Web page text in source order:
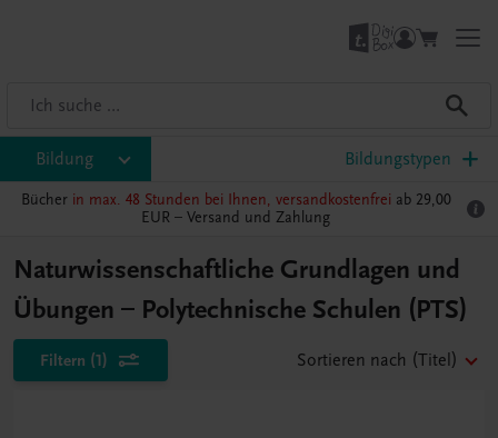
Bildung Bildungstypen
Bücher in max. 48 Stunden bei Ihnen, versandkostenfrei ab 29,00
EUR – Versand und Zahlung
Naturwissenschaftliche Grundlagen und
Übungen – Polytechnische Schulen (PTS)
Filtern (1) Sortieren nach (Titel)